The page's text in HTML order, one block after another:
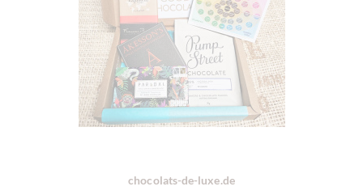
chocolats-de-luxe.de